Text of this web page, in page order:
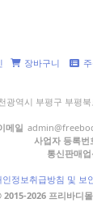
장바구니
인정보취급방침 및 보
2026 프리바디
광역시 부평구 부평
메일
사업자 등록번
통신판매